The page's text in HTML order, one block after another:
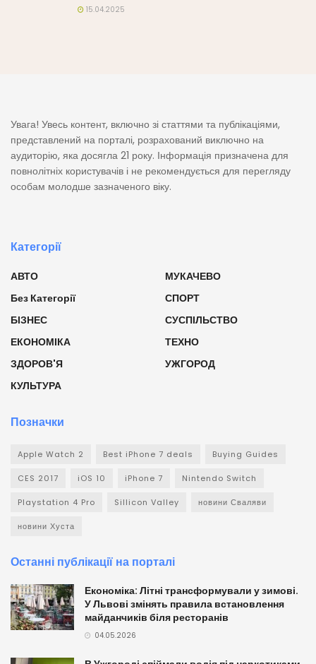
15.04.2025
Увага! Увесь контент, включно зі статтями та публікаціями,
представлений на порталі, розрахований виключно на
аудиторію, яка досягла 21 року. Інформація призначена для
повнолітніх користувачів і не рекомендується для перегляду
особам молодше зазначеного віку.
Категорії
АВТО
Без Категорії
БІЗНЕС
ЕКОНОМІКА
ЗДОРОВ'Я
КУЛЬТУРА
МУКАЧЕВО
СПОРТ
СУСПІЛЬСТВО
ТЕХНО
УЖГОРОД
Позначки
Apple Watch 2 Best iPhone 7 deals Buying Guides
CES 2017 iOS 10 iPhone 7 Nintendo Switch
Playstation 4 Pro Sillicon Valley новини Сваляви
новини Хуста
Останні публікації на порталі
Економіка: Літні трансформували у зимові.
У Львові змінять правила встановлення
майданчиків біля ресторанів
04.05.2026